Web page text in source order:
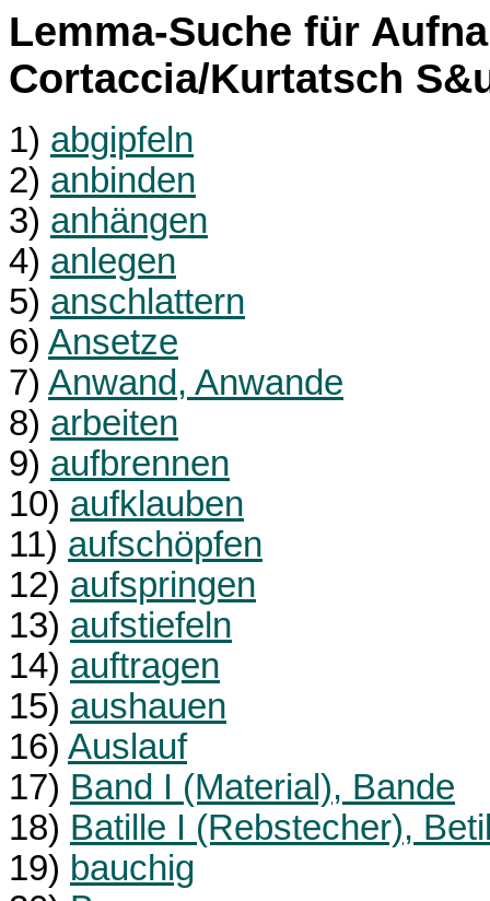
Lemma-Suche für
Cortaccia/Kurtatsch
1) abgipfeln
2) anbinden
3) anhängen
4) anlegen
5) anschlattern
6) Ansetze
7) Anwand, Anwande
8) arbeiten
9) aufbrennen
10) aufklauben
11) aufschöpfen
12) aufspringen
13) aufstiefeln
14) auftragen
15) aushauen
16) Auslauf
17) Band I (Material), Bande
18) Batille I (Rebstecher),
19) bauchig